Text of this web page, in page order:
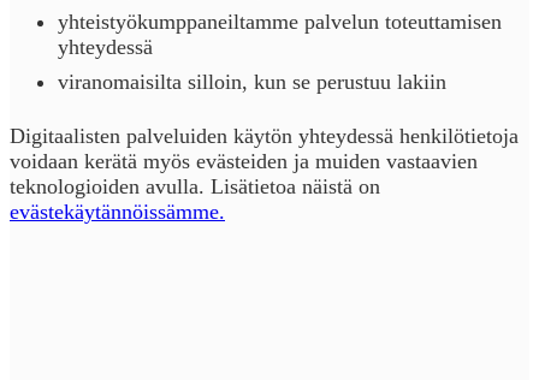
yhteistyökumppaneiltamme palvelun toteuttamisen
yhteydessä
viranomaisilta silloin, kun se perustuu lakiin
Digitaalisten palveluiden käytön yhteydessä henkilötietoja
voidaan kerätä myös evästeiden ja muiden vastaavien
teknologioiden avulla. Lisätietoa näistä on
evästekäytännöissämme.